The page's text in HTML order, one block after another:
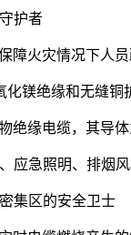
护者
障火灾情况下人员
镁绝缘和无缝铜
缘电缆，其导
急照明、排烟风
集区的安全卫士